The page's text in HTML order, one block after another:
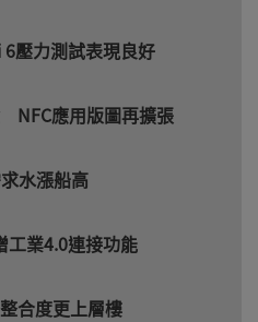
壓力測試表現良好
NFC應用版圖再擴張
水漲船高
工業4.0連接功能
合度更上層樓